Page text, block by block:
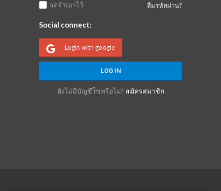
ลืมรหัสผ่าน?
จดจำเอาไว้
Social connect:
Login with google
ยังไม่มีบัญชีใช่หรือไม่? สมัครสมาชิก